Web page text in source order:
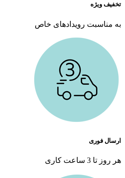
تخفیف ویژه
به مناسبت رویدادهای خاص
ارسال فوری
هر روز تا 3 ساعت کاری